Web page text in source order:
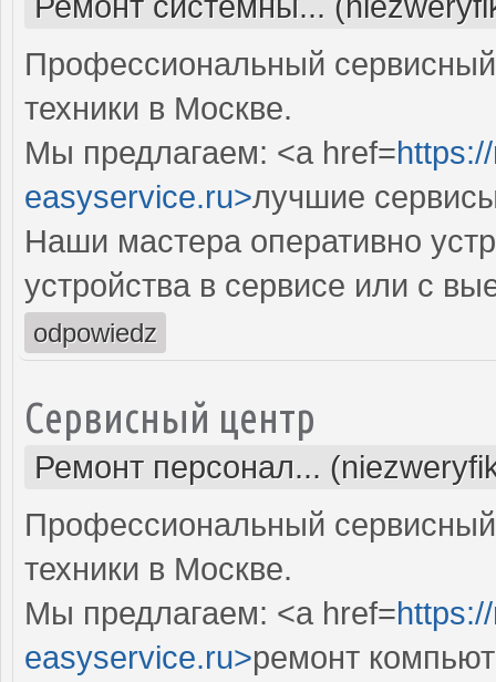
Профессиональный
техники в Москве.
Мы предлагаем: <a href=
easyservice.ru>лучшие
Наши мастера оперативно
устройства в сервисе или с
odpowiedz
Сервисный центр
Ремонт персонал...
Профессиональный
техники в Москве.
Мы предлагаем: <a href=
easyservice.ru>ремонт